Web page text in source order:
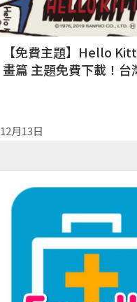
【免費主題】Hello
畫篇 主題免費下載！台
12月13日